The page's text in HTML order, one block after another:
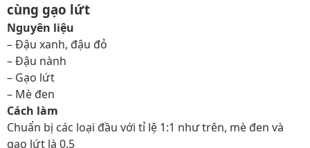
cùng gạo lứt
Nguyên liệu
– Đậu xanh, đậu đỏ
– Đậu nành
– Gạo lứt
– Mè đen
Cách làm
Chuẩn bị các loại đầu với tỉ lệ 1:1 như trên, mè đen và
gạo lứt là 0.5